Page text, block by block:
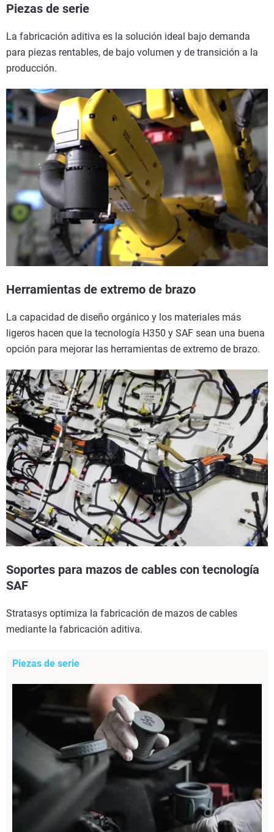
Piezas de serie
La fabricación aditiva es la solución ideal bajo demanda
para piezas rentables, de bajo volumen y de transición a la
producción.
Herramientas de extremo de brazo
La capacidad de diseño orgánico y los materiales más
ligeros hacen que la tecnología H350 y SAF sean una buena
opción para mejorar las herramientas de extremo de brazo.
Soportes para mazos de cables con tecnología
SAF
Stratasys optimiza la fabricación de mazos de cables
mediante la fabricación aditiva.
Piezas de serie